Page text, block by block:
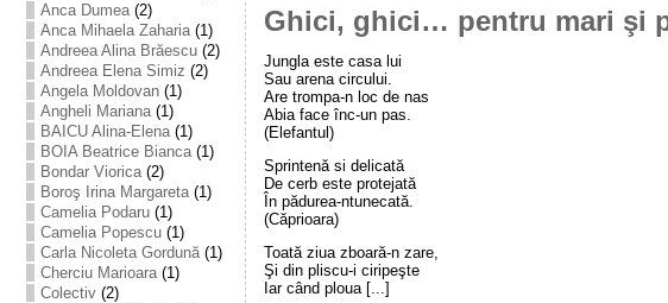
Anca Dumea(2)
Anca Mihaela Zaharia(1)
Andreea Alina Brăescu(2)
Andreea Elena Simiz (2)
Angela Moldovan(1)
Angheli Mariana(1)
BAICU Alina-Elena(1)
BOIA Beatrice Bianca(1)
Bondar Viorica(2)
Boroş Irina Margareta(1)
Camelia Podaru(1)
Camelia Popescu(1)
Carla Nicoleta Gordună(1)
Cherciu Marioara(1)
Colectiv(2)
Ghici, ghici… pentru mari şi
Jungla este casa lui
Sau arena circului.
Are trompa-n loc de nas
Abia face înc-un pas.
(Elefantul)
Sprintenă si delicată
De cerb este protejată
În pădurea-ntunecată.
(Căprioara)
Toată ziua zboară-n zare,
Şi din pliscu-i ciripeşte
Iar când ploua [...]